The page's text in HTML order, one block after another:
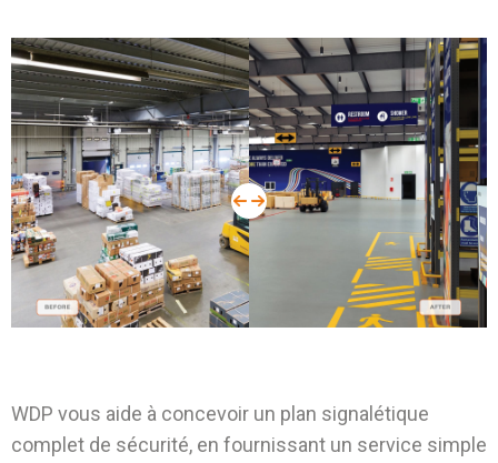
before
WDP vous aide à concevoir un plan signalétique
complet de sécurité, en fournissant un service simple